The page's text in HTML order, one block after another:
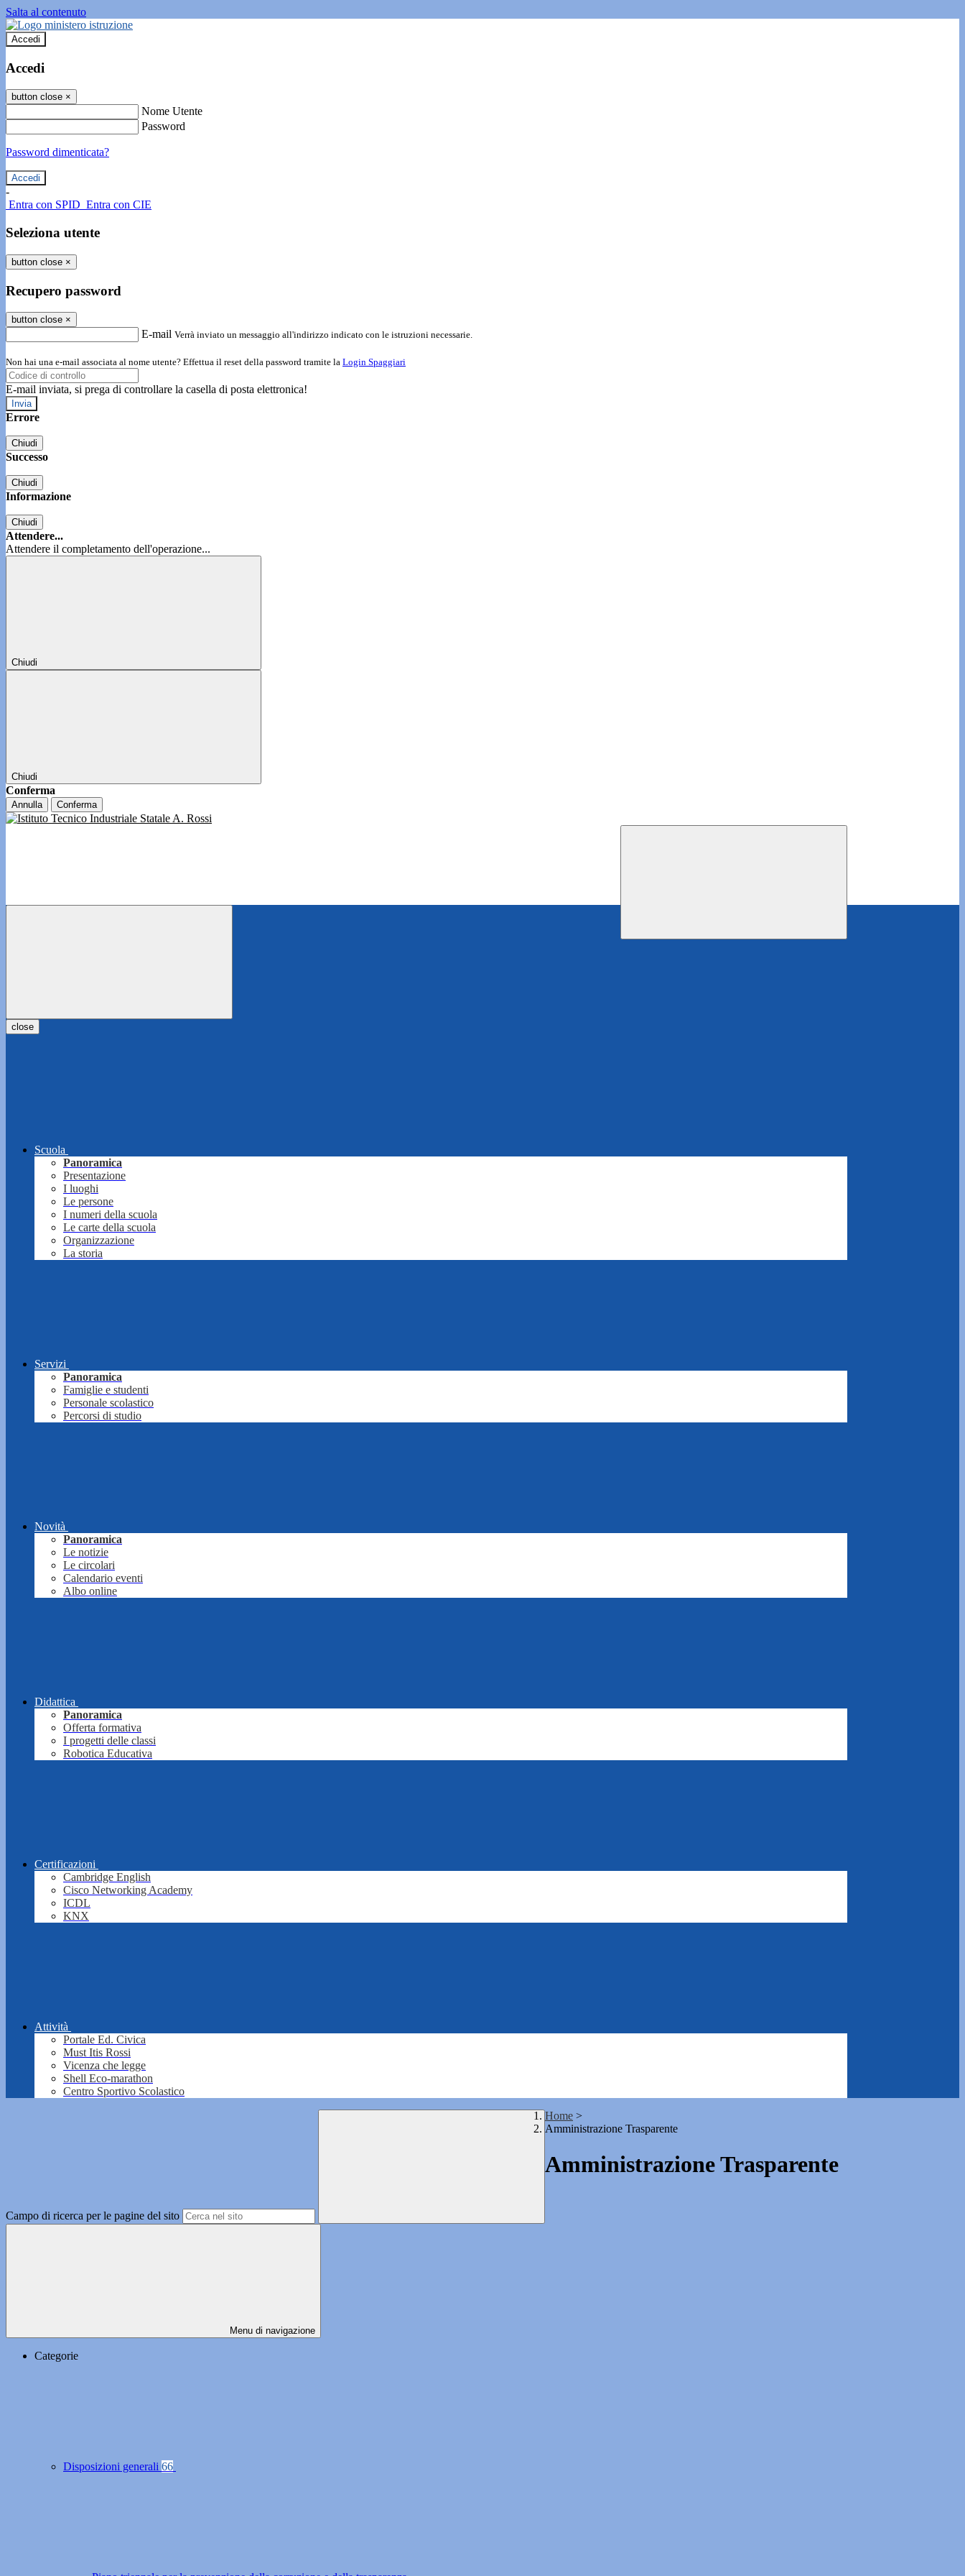
Salta al contenuto
Accedi
Accedi
button close ×
Nome Utente
Password
Password dimenticata?
-
Entra con SPID Entra con CIE
Seleziona utente
button close ×
Recupero password
button close ×
E-mail Verrà inviato un messaggio all'indirizzo indicato con le istruzioni necessarie.
Non hai una e-mail associata al nome utente? Effettua il reset della password tramite la Login Spaggiari
E-mail inviata, si prega di controllare la casella di posta elettronica!
Errore
Chiudi
Successo
Chiudi
Informazione
Chiudi
Attendere...
Attendere il completamento dell'operazione...
Chiudi
Chiudi
Conferma
Annulla Conferma
close
Scuola
Panoramica
Presentazione
I luoghi
Le persone
I numeri della scuola
Le carte della scuola
Organizzazione
La storia
Servizi
Panoramica
Famiglie e studenti
Personale scolastico
Percorsi di studio
Novità
Panoramica
Le notizie
Le circolari
Calendario eventi
Albo online
Didattica
Panoramica
Offerta formativa
I progetti delle classi
Robotica Educativa
Certificazioni
Cambridge English
Cisco Networking Academy
ICDL
KNX
Attività
Portale Ed. Civica
Must Itis Rossi
Vicenza che legge
Shell Eco-marathon
Centro Sportivo Scolastico
Campo di ricerca per le pagine del sito
Home >
Amministrazione Trasparente
Amministrazione Trasparente
Menu di navigazione
Categorie
Disposizioni generali 66